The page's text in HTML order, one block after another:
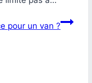
pour un van ?